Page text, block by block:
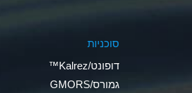
סוכניות
דופונט/Kalrez™
גמורס/GMORS